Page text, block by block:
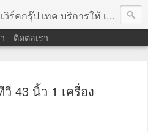
ให้ เช่าคอมพิวเตอร์ โน้ตบุ๊ค โปรเจคเตอร์ ทีวีจอแบน จอทัชสกรีน ตู้คีออส วีดีโอวอล และอุปกรณ์อื่น ๆ บริการให้เช่าเป็น รายวัน
ติดต่อเรา
วี 43 นิ้ว 1 เครื่อง